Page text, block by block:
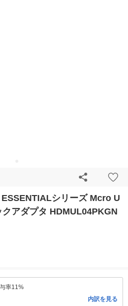
シリーズ Mcro U
アダプタ HDMUL04PKGN
率11%
内訳を見る